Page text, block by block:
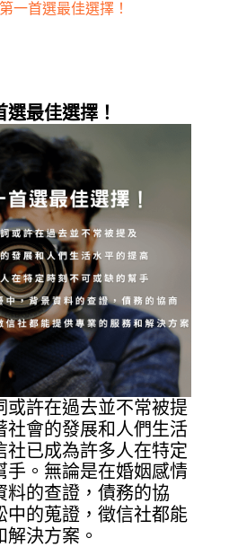
一首選最佳選擇！
最佳選擇！
或許在過去並不常被提
社會的發展和人們生活
社已成為許多人在特定
手。無論是在婚姻感情
料的查證，債務的協
中的蒐證，徵信社都能
決方案。